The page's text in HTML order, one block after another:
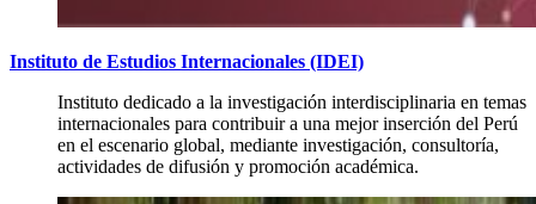
Instituto de Estudios Internacionales (IDEI)
Instituto dedicado a la investigación interdisciplinaria en temas
internacionales para contribuir a una mejor inserción del Perú
en el escenario global, mediante investigación, consultoría,
actividades de difusión y promoción académica.